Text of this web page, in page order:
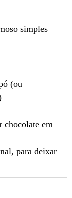
simples
(ou
chocolate em
para deixar